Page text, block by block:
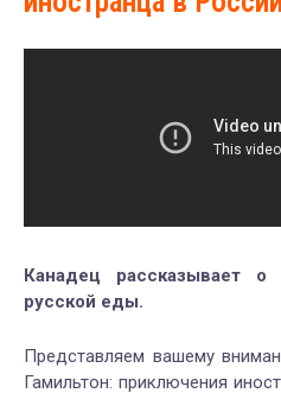
Канадец рассказывает о
русской еды.
Представляем вашему
Гамильтон: приключения